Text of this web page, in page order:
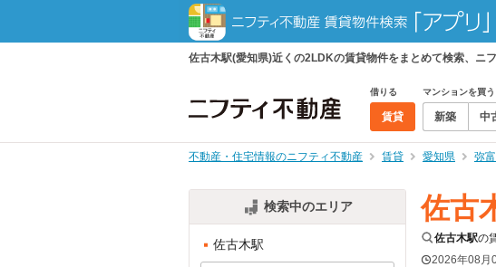
佐古木駅(愛知県)近くの2LDKの賃貸物件をまとめて検索、ニ
借りる
賃貸
マンションを買う
新築 中
不動産・住宅情報のニフティ不動産 賃貸 愛知県 弥
検索中のエリア
佐古木駅
佐古
佐古木駅の
2026年08月